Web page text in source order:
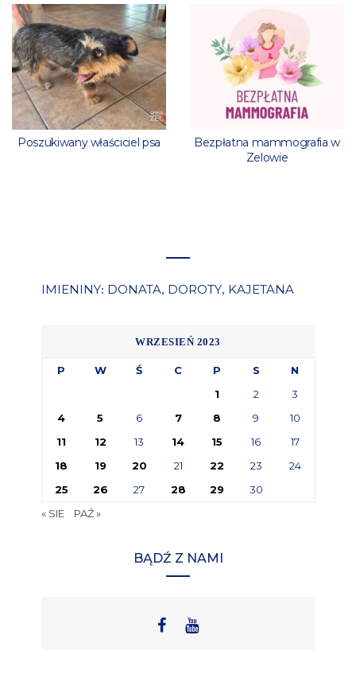
Poszukiwany właściciel psa
Bezpłatna mammografia w
Zelowie
IMIENINY: DONATA, DOROTY, KAJETANA
WRZESIEŃ 2023
P W Ś C P S
N
1
2
3
4
5 6 7 8 9
10
11
12 13 14 15 16
17
18
19 20 21 22 23
24
25
26 27 28 29
30
« SIE
PAŹ »
BĄDŹ Z NAMI